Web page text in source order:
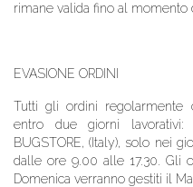
rimane valida fino al momento
EVASIONE ORDINI
Tutti gli ordini regolarmente
entro due giorni
BUGSTORE, (Italy), solo nei
dalle ore 9.00 alle 17.30. Gli
Domenica verranno gestiti il